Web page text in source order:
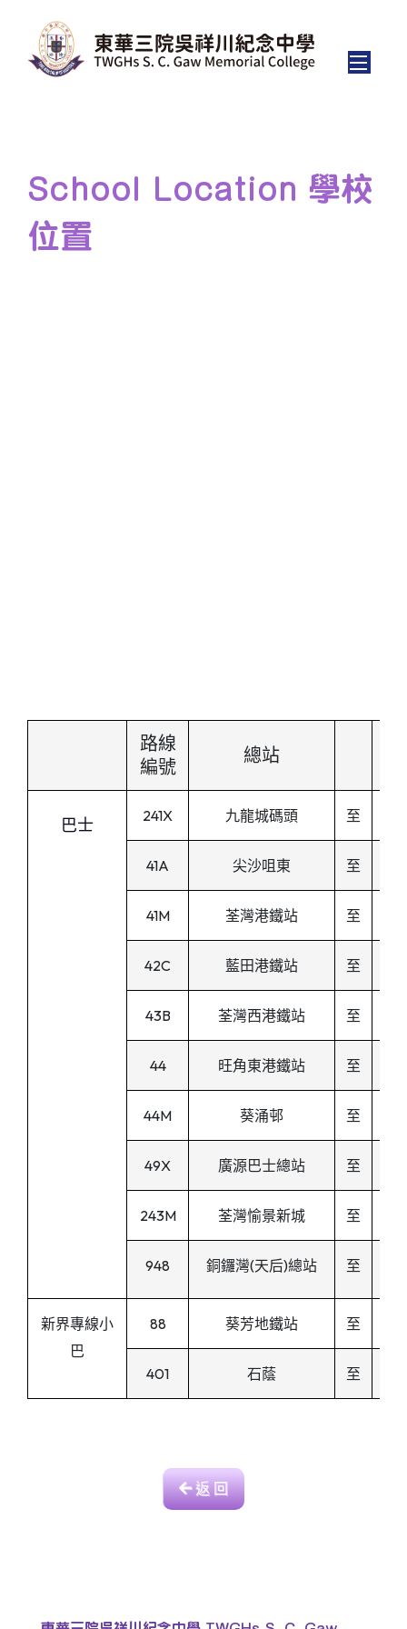
School Location 學校
位置
路線
編號
總站
巴士 241X 九龍城碼頭 至
41A 尖沙咀東 至
41M 荃灣港鐵站 至
42C 藍田港鐵站 至
43B 荃灣西港鐵站 至
44 旺角東港鐵站 至
44M 葵涌邨 至
49X 廣源巴士總站 至
243M 荃灣愉景新城 至
948 銅鑼灣(天后)總站 至
新界專線小
巴
88 葵芳地鐵站 至
401 石蔭 至
返 回